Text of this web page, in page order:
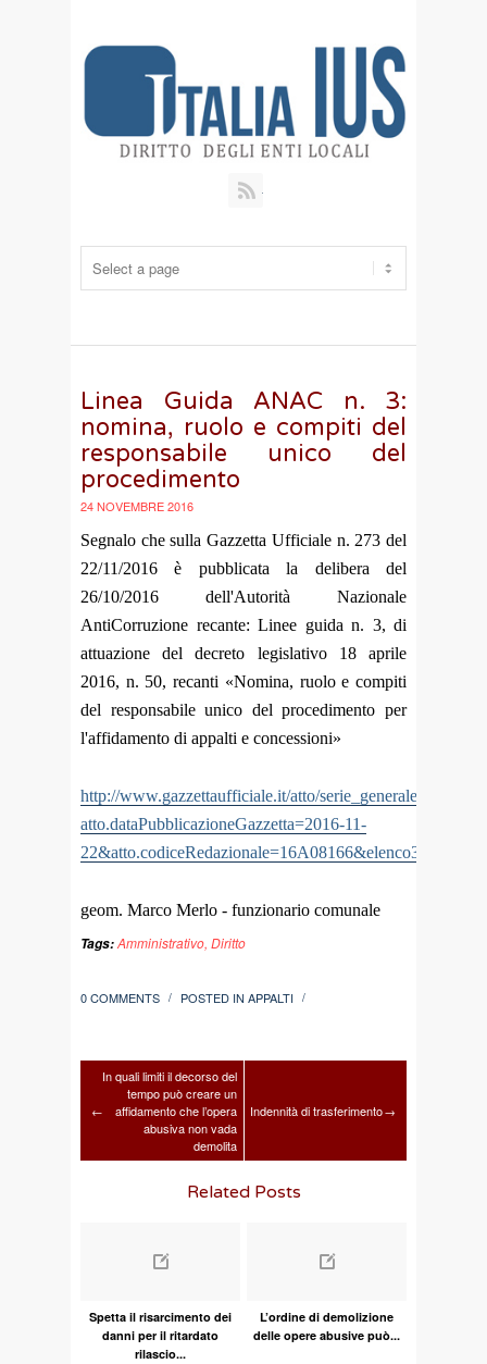
Linea Guida ANAC n. 3:
nomina, ruolo e compiti del
responsabile unico del
procedimento
24 NOVEMBRE 2016
Segnalo che sulla Gazzetta Ufficiale n. 273 del
22/11/2016 è pubblicata la delibera del
26/10/2016 dell'Autorità Nazionale
AntiCorruzione recante: Linee guida n. 3, di
attuazione del decreto legislativo 18 aprile
2016, n. 50, recanti «Nomina, ruolo e compiti
del responsabile unico del procedimento per
l'affidamento di appalti e concessioni»
http://www.gazzettaufficiale.it/atto/serie_generale/
atto.dataPubblicazioneGazzetta=2016-11-
geom. Marco Merlo - funzionario comunale
Tags:Amministrativo, Diritto
0 COMMENTS / POSTED IN APPALTI /
←
In quali limiti il decorso del
tempo può creare un
affidamento che l’opera
abusiva non vada
demolita
Indennità di trasferimento→
Related Posts
Spetta il risarcimento dei
danni per il ritardato
rilascio...
L’ordine di demolizione
delle opere abusive può...